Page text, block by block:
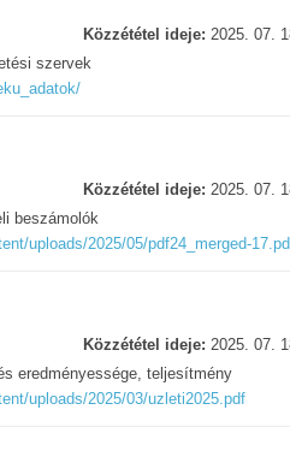
Közzététel ideje: 2025. 07.
szervek
Közzététel ideje: 2025. 07.
beszámolók
uploads/2025/05/pdf24_merged-
Közzététel ideje: 2025. 07.
eredményessége, teljesítmény
uploads/2025/03/uzleti2025.pdf